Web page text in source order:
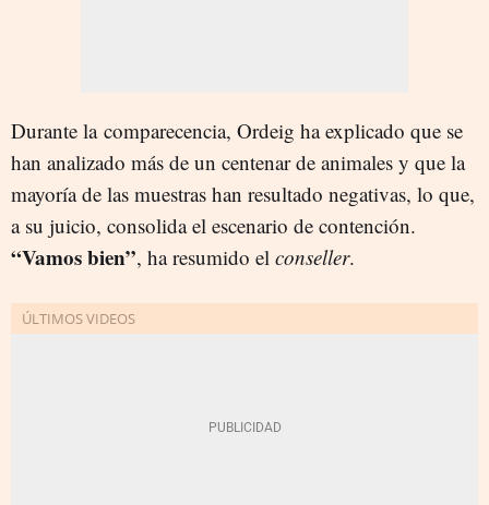
Durante la comparecencia, Ordeig ha explicado que se
han analizado más de un centenar de animales y que la
mayoría de las muestras han resultado negativas, lo que,
a su juicio, consolida el escenario de contención.
“Vamos bien”, ha resumido el conseller.